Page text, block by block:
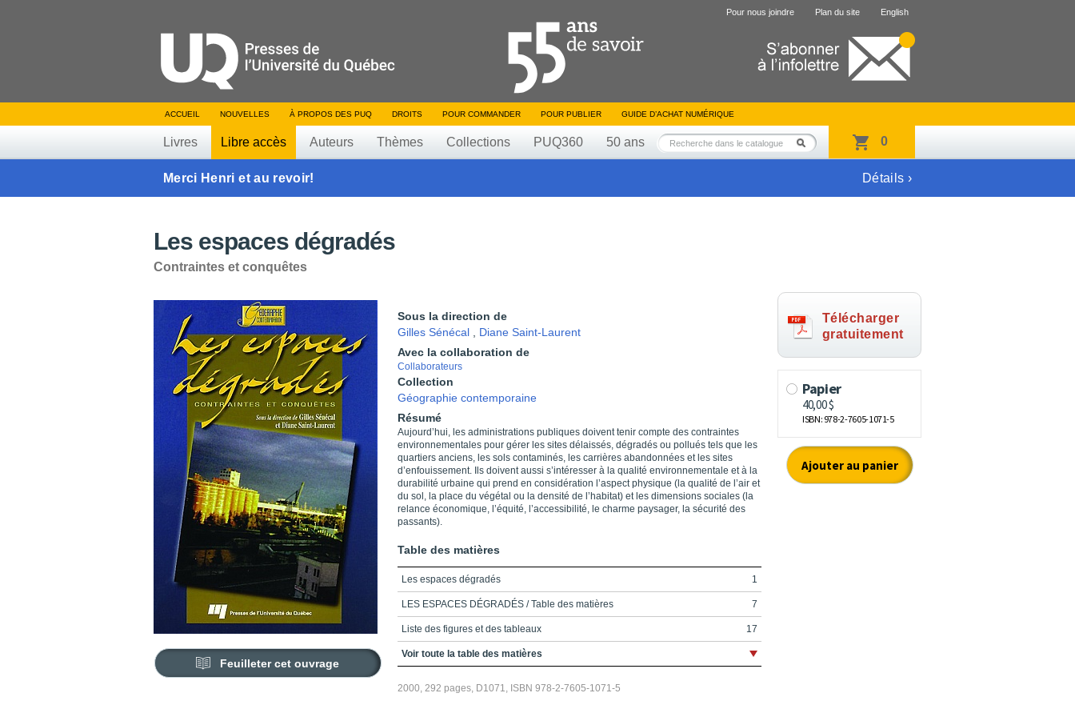
Pour nous joindre Plan du site English
ACCUEIL NOUVELLES À PROPOS DES PUQ DROITS POUR COMMANDER POUR PUBLIER GUIDE D’ACHAT NUMÉRIQUE
Livres Libre accès Auteurs Thèmes Collections PUQ360 50 ans 0
Merci Henri et au revoir! Détails ›
Les espaces dégradés
Contraintes et conquêtes
Feuilleter cet ouvrage
Sous la direction de
Gilles Sénécal
Diane Saint-Laurent
Avec la collaboration de
Collaborateurs
Collection
Géographie contemporaine
Résumé
Aujourd’hui, les administrations publiques doivent tenir compte des contraintes
environnementales pour gérer les sites délaissés, dégradés ou pollués tels que les
quartiers anciens, les sols contaminés, les carrières abandonnées et les sites
d’enfouissement. Ils doivent aussi s’intéresser à la qualité environnementale et à la
durabilité urbaine qui prend en considération l’aspect physique (la qualité de l’air et
du sol, la place du végétal ou la densité de l’habitat) et les dimensions sociales (la
relance économique, l’équité, l’accessibilité, le charme paysager, la sécurité des
passants).
Table des matières
Les espaces dégradés 1
LES ESPACES DÉGRADÉS / Table des matières 7
Liste des figures et des tableaux 17
Note liminaire 21
Voir toute la table des matières
2000, 292 pages, D1071, ISBN 978-2-7605-1071-5
Télécharger
gratuitement